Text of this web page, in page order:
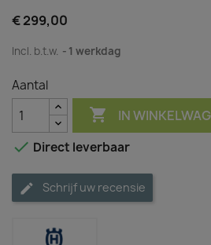
€ 299,00
Incl. b.t.w. 1 werkdag
Aantal
 IN
 Direct leverbaar
Schrijf uw recensie